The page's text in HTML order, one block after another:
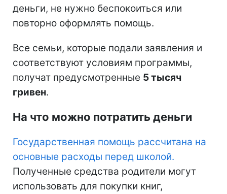
деньги, не нужно беспокоиться или
повторно оформлять помощь.
Все семьи, которые подали заявления и
соответствуют условиям программы,
получат предусмотренные 5 тысяч
гривен.
На что можно потратить деньги
Государственная помощь рассчитана на
основные расходы перед школой.
Полученные средства родители могут
использовать для покупки книг,